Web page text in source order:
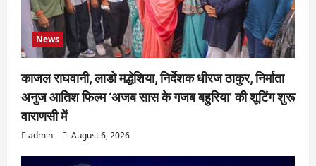
News
काजल राघवानी, लाडो मद्धेशिया, निर्देशक धीरज ठाकुर, निर्माता
अनुज आतिश फिल्म ‘अजब सास के गजब बहुरिया’ की शूटिंग शुरू
वाराणसी में
admin August 6, 2026